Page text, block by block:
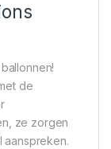
de
ze zorgen